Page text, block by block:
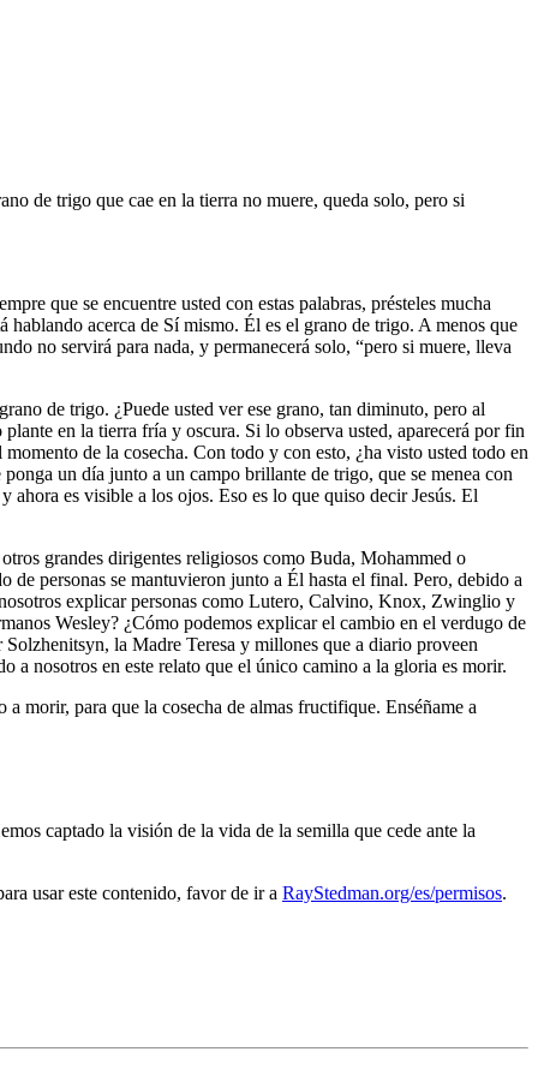
de trigo que cae en la tierra no muere, queda solo, pero si
que se encuentre usted con estas palabras, présteles mucha
hablando acerca de Sí mismo. Él es el grano de trigo. A menos que
no servirá para nada, y permanecerá solo, “pero si muere, lleva
de trigo. ¿Puede usted ver ese grano, tan diminuto, pero al
en la tierra fría y oscura. Si lo observa usted, aparecerá por fin
de la cosecha. Con todo y con esto, ¿ha visto usted todo en
un día junto a un campo brillante de trigo, que se menea con
es visible a los ojos. Eso es lo que quiso decir Jesús. El
grandes dirigentes religiosos como Buda, Mohammed o
de personas se mantuvieron junto a Él hasta el final. Pero, debido a
explicar personas como Lutero, Calvino, Knox, Zwinglio y
Wesley? ¿Cómo podemos explicar el cambio en el verdugo de
la Madre Teresa y millones que a diario proveen
a nosotros en este relato que el único camino a la gloria es morir.
a morir, para que la cosecha de almas fructifique. Enséñame a
captado la visión de la vida de la semilla que cede ante la
usar este contenido, favor de ir a RayStedman.org/es/permisos.